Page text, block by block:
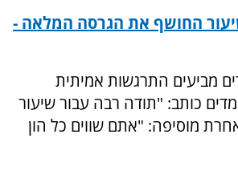
החושף את הגרסה המלאה -
מביעים התרגשות אמיתית
כותב: "תודה רבה עבור שיעור
מוסיפה: "אתם שווים כל הון